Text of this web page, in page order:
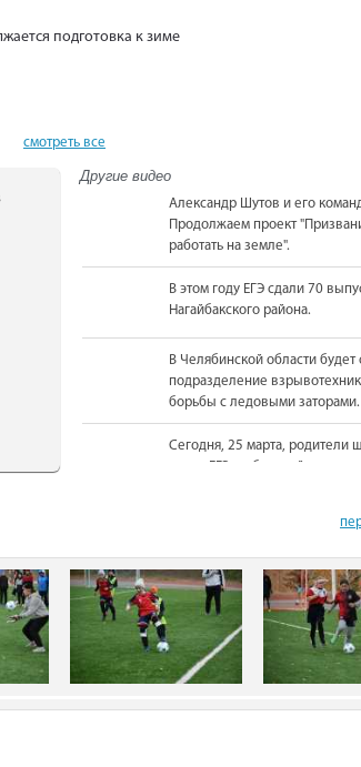
подготовка к зиме
смотреть все
Другие видео
Александр Шутов и его
Продолжаем проект
работать на земле".
В этом году ЕГЭ сдали 70
Нагайбакского района.
В Челябинской области будет
подразделение
борьбы с ледовыми заторами.
Сегодня, 25 марта, родители
сдали ЕГЭ по базовой
На должность
вновь назначена Юлия
Юные читатели приняли
чемпионате по чтению вслух.
В Нагайбакском районе